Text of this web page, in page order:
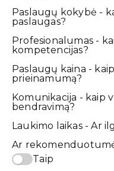
Paslaugų kokybė -
paslaugas?
Profesionalumas -
kompetencijas?
Paslaugų kaina -
prieinamumą?
Komunikacija - kaip
bendravimą?
Laukimo laikas - Ar
Ar
Taip